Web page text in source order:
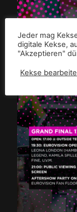
Jeder mag
digitale Kekse,
"Akzeptieren"
Kekse